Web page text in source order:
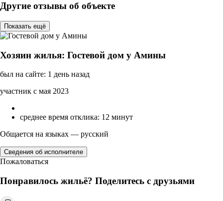
Другие отзывы об объекте
Показать ещё
Хозяин жилья: Гостевой дом у Амины
был на сайте: 1 день назад
участник с мая 2023
среднее время отклика: 12 минут
Общается на языках — русский
Сведения об исполнителе
Пожаловаться
Понравилось жильё? Поделитесь с друзьями